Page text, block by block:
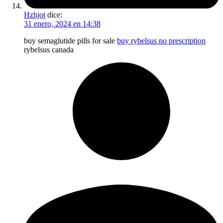
Hzhjot dice:
31 enero, 2024 en 14:38
buy semaglutide pills for sale buy rybelsus no prescription
rybelsus canada